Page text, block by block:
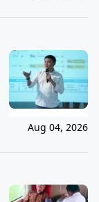
Aug 04, 2026